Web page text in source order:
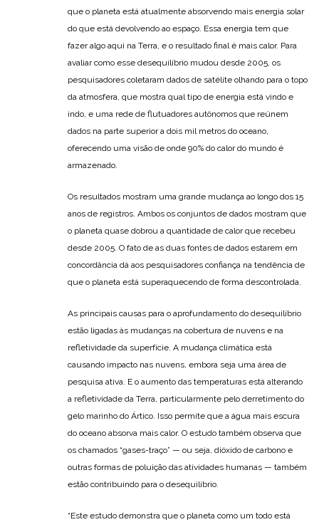
que o planeta está atualmente absorvendo mais energia solar
do que está devolvendo ao espaço. Essa energia tem que
fazer algo aqui na Terra, e o resultado final é mais calor. Para
avaliar como esse desequilíbrio mudou desde 2005, os
pesquisadores coletaram dados de satélite olhando para o topo
da atmosfera, que mostra qual tipo de energia está vindo e
indo, e uma rede de flutuadores autônomos que reúnem
dados na parte superior a dois mil metros do oceano,
oferecendo uma visão de onde 90% do calor do mundo é
armazenado.
Os resultados mostram uma grande mudança ao longo dos 15
anos de registros. Ambos os conjuntos de dados mostram que
o planeta quase dobrou a quantidade de calor que recebeu
desde 2005. O fato de as duas fontes de dados estarem em
concordância dá aos pesquisadores confiança na tendência de
que o planeta está superaquecendo de forma descontrolada.
As principais causas para o aprofundamento do desequilíbrio
estão ligadas às mudanças na cobertura de nuvens e na
refletividade da superfície. A mudança climática está
causando impacto nas nuvens, embora seja uma área de
pesquisa ativa. E o aumento das temperaturas está alterando
a refletividade da Terra, particularmente pelo derretimento do
gelo marinho do Ártico. Isso permite que a água mais escura
do oceano absorva mais calor. O estudo também observa que
os chamados “gases-traço” — ou seja, dióxido de carbono e
outras formas de poluição das atividades humanas — também
estão contribuindo para o desequilíbrio.
“Este estudo demonstra que o planeta como um todo está